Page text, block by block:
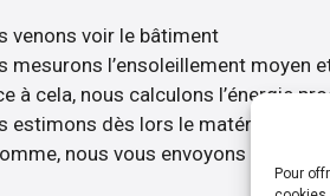
Pour
venons voir le bâtiment
mesurons l’ensoleillement moyen
à cela, nous calculons l’énergie
estimons dès lors le matériel le plus
nous vous envoyons notre